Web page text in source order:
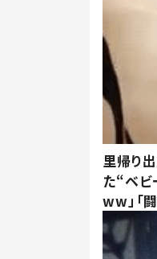
里帰り
た“ベ
ww」「